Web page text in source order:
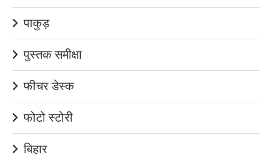
पाकुड़
पुस्तक समीक्षा
फीचर डेस्क
फोटो स्टोरी
बिहार